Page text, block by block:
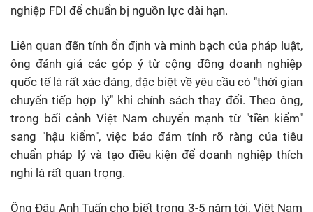
nghiệp FDI để chuẩn bị nguồn lực dài hạn.
Liên quan đến tính ổn định và minh bạch của pháp luật,
ông đánh giá các góp ý từ cộng đồng doanh nghiệp
quốc tế là rất xác đáng, đặc biệt về yêu cầu có "thời gian
chuyển tiếp hợp lý" khi chính sách thay đổi. Theo ông,
trong bối cảnh Việt Nam chuyển mạnh từ "tiền kiểm"
sang "hậu kiểm", việc bảo đảm tính rõ ràng của tiêu
chuẩn pháp lý và tạo điều kiện để doanh nghiệp thích
nghi là rất quan trọng.
Ông Đậu Anh Tuấn cho biết trong 3-5 năm tới, Việt Nam